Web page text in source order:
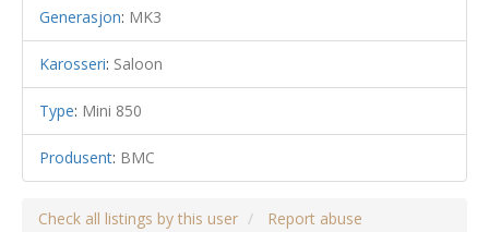
Generasjon: MK3
Karosseri: Saloon
Type: Mini 850
Produsent: BMC
Check all listings by this user Report abuse